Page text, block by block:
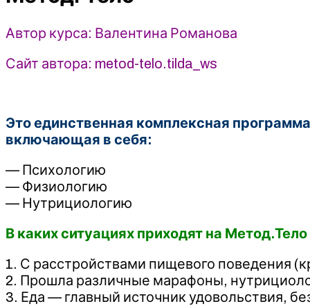
(2025)
Автор курса: Валентина Романова
Сайт автора: metod-telo.tilda_ws
Это единственная комплексная
включающая в себя:
— Психологию
— Физиологию
— Нутрициологию
В каких ситуациях приходят на Метод.Тело
1. С расстройствами пищевого поведения
2. Прошла различные марафоны,
3. Еда — главный источник удовольствия,